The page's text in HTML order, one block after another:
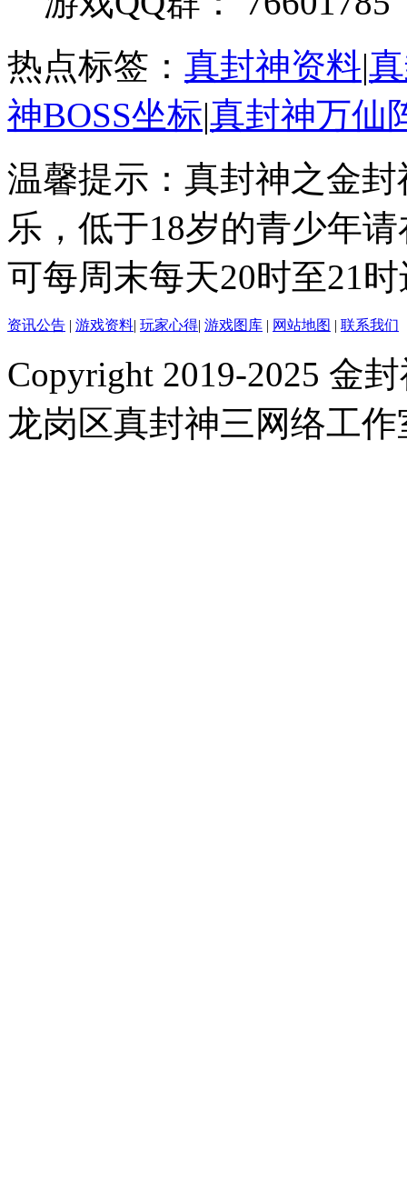
热点标签： 真封神资料|
神BOSS坐标|真封神万仙
温馨提示：真封神之金
乐，低于18岁的青少年
可每周末每天20时至21
资讯公告 | 游戏资料| 玩家心得| 游戏图库 | 网站地图 | 联系我们
Copyright 2019-2025 金
龙岗区真封神三网络工